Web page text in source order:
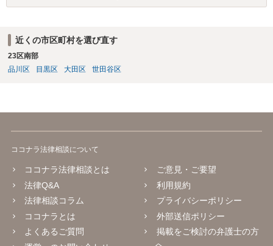
近くの市区町村を選び直す
23区南部
品川区
目黒区 大田区 世田谷区
ココナラ法律相談について
ココナラ法律相談とは
法律Q&A
法律相談コラム
ココナラとは
よくあるご質問
ご意見・ご要望
利用規約
プライバシーポリシー
外部送信ポリシー
掲載をご検討の弁護士の方